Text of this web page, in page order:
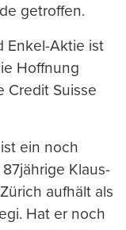
getroffen.
Enkel-Aktie ist
Hoffnung
Credit Suisse
ein noch
Klaus-
aufhält als
Hat er noch